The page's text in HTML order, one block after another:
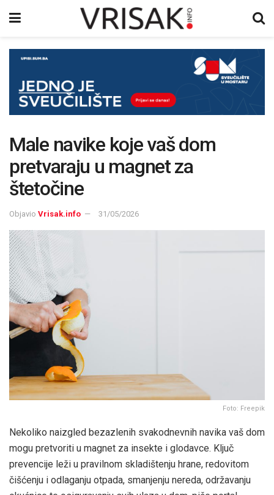
Male navike koje vaš dom
pretvaraju u magnet za
štetočine
Objavio Vrisak.info 31/05/2026
Foto: Freepik
Nekoliko naizgled bezazlenih svakodnevnih navika vaš dom
mogu pretvoriti u magnet za insekte i glodavce. Ključ
prevencije leži u pravilnom skladištenju hrane, redovitom
čišćenju i odlaganju otpada, smanjenju nereda, održavanju